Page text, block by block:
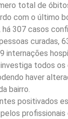
total de
com o último
307 casos
curadas,
internações
todos
haver
bairro.
positivados